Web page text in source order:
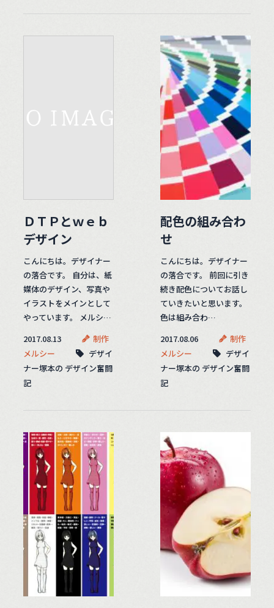
ＤＴＰとｗｅｂ
デザイン
こんにちは。デザイナー
の落合です。 自分は、紙
媒体のデザイン、写真や
イラストをメインとして
やっています。 メルシ…
2017.08.13
制作
メルシー
デザイ
ナー塚本の デザイン奮闘
記
配色の組み合わ
せ
こんにちは。デザイナー
の落合です。 前回に引き
続き配色についてお話し
ていきたいと思います。
色は組み合わ…
2017.08.06
制作
メルシー
デザイ
ナー塚本の デザイン奮闘
記